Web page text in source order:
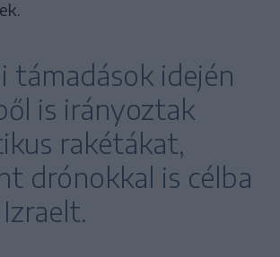
támadások idején
is irányoztak
rakétákat,
drónokkal is célba